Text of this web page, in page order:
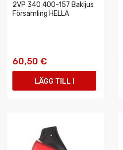
2VP 340 400-157 Bakljus
Församling HELLA
60,50 €
LÄGG TILL I